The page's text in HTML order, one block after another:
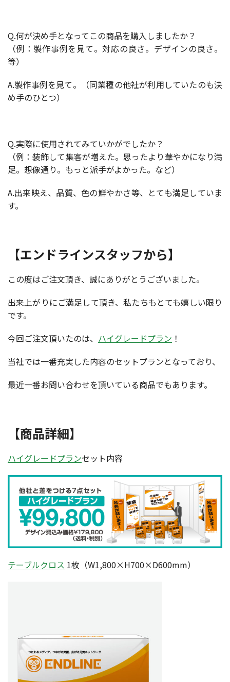
Q.何が決め手となってこの商品を購入しましたか？
（例：製作事例を見て。対応の良さ。デザインの良さ。
等）
A.製作事例を見て。（同業種の他社が利用していたのも決
め手のひとつ）
Q.実際に使用されてみていかがでしたか？
（例：装飾して集客が増えた。思ったより華やかになり満
足。想像通り。もっと派手がよかった。など）
A.出来映え、品質、色の鮮やかさ等、とても満足していま
す。
【エンドラインスタッフから】
この度はご注文頂き、誠にありがとうございました。
出来上がりにご満足して頂き、私たちもとても嬉しい限り
です。
今回ご注文頂いたのは、 ハイグレードプラン ！
当社では一番充実した内容のセットプランとなっており、
最近一番お問い合わせを頂いている商品でもあります。
【商品詳細】
ハイグレードプランセット内容
テーブルクロス 1枚（W1,800×H700×D600mm）